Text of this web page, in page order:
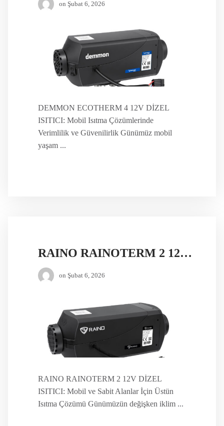
on Şubat 6, 2026
DEMMON ECOTHERM 4 12V DİZEL
ISITICI: Mobil Isıtma Çözümlerinde
Verimlilik ve Güvenilirlik Günümüz mobil
yaşam ...
RAINO RAINOTERM 2 12V DİZEL ISITICI
on Şubat 6, 2026
RAINO RAINOTERM 2 12V DİZEL
ISITICI: Mobil ve Sabit Alanlar İçin Üstün
Isıtma Çözümü Günümüzün değişken iklim ...